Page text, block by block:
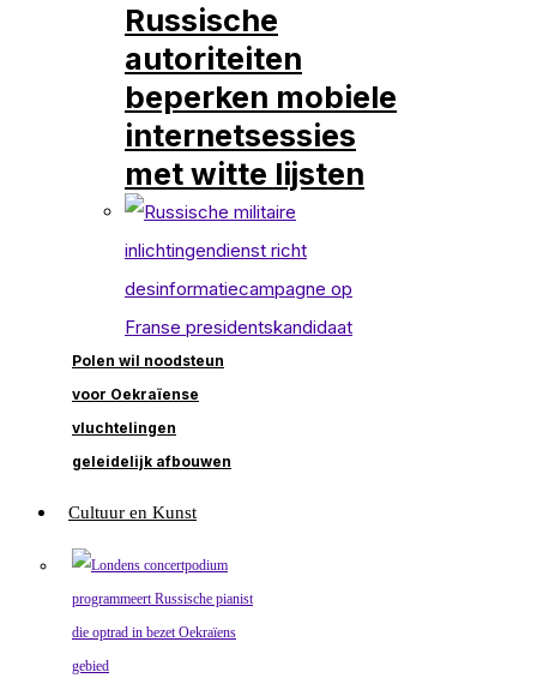
Polen wil noodsteun
voor Oekraïense
vluchtelingen
geleidelijk afbouwen
Cultuur en Kunst
Russische
autoriteiten
beperken mobiele
internetsessies
met witte lijsten